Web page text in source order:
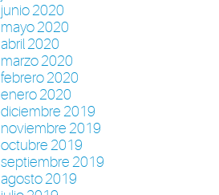
junio 2020
mayo 2020
abril 2020
marzo 2020
febrero 2020
enero 2020
diciembre 2019
noviembre 2019
octubre 2019
septiembre 2019
agosto 2019